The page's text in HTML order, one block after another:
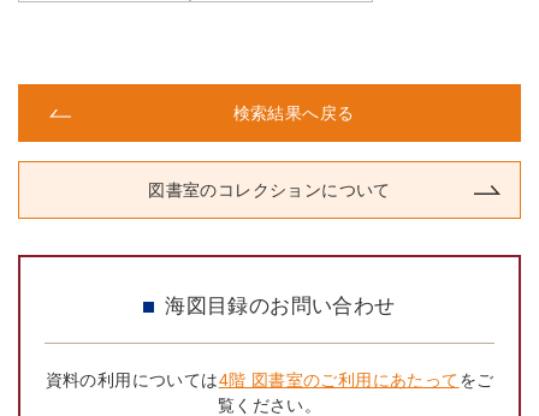
検索結果へ戻る
図書室のコレクションについて
海図目録のお問い合わせ
資料の利用については4階 図書室のご利用にあたってをご
覧ください。